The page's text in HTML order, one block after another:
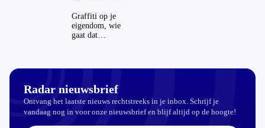
echt
aantrekkelijker?
Graffiti op je
eigendom, wie
gaat dat
Radar nieuwsbrief
Ontvang het laatste nieuws rechtstreeks in je inbox. Schrijf je
vandaag nog in voor onze nieuwsbrief en blijf altijd op de hoogte!